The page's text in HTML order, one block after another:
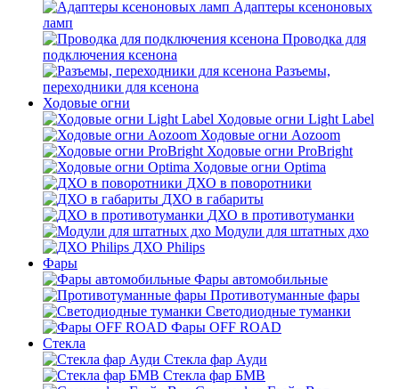
Адаптеры ксеноновых
ламп
Проводка для
подключения ксенона
Разъемы,
переходники для ксенона
Ходовые огни
Ходовые огни Light Label
Ходовые огни Aozoom
Ходовые огни ProBright
Ходовые огни Optima
ДХО в поворотники
ДХО в габариты
ДХО в противотуманки
Модули для штатных дхо
ДХО Philips
Фары
Фары автомобильные
Противотуманные фары
Светодиодные туманки
Фары OFF ROAD
Стекла
Стекла фар Ауди
Стекла фар БМВ